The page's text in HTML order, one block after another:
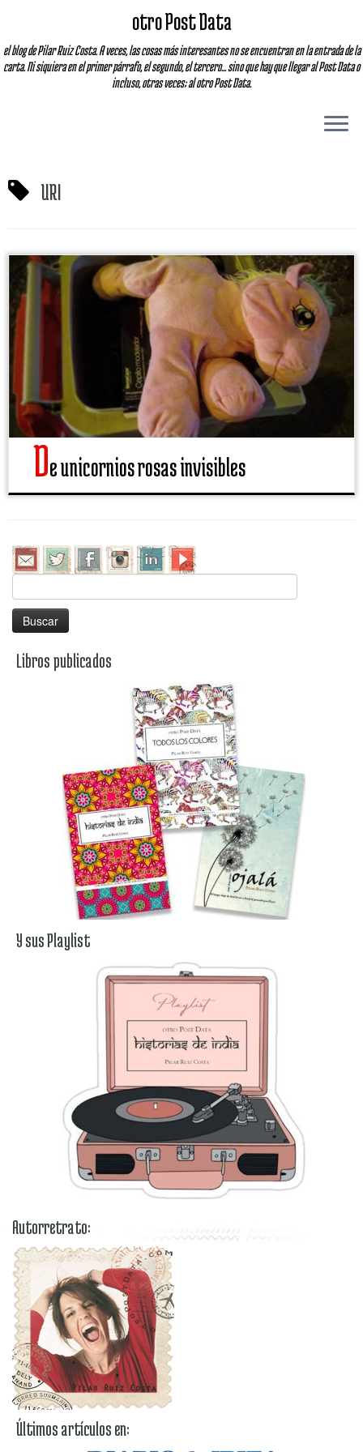
otro Post Data
el blog de Pilar Ruiz Costa. A veces, las cosas más interesantes no se encuentran en la entrada de la
carta. Ni siquiera en el primer párrafo, el segundo, el tercero... sino que hay que llegar al Post Data o
incluso, otras veces; al otro Post Data.
URI
De unicornios rosas invisibles
Libros publicados
Y sus Playlist
Autorretrato:
Últimos artículos en: